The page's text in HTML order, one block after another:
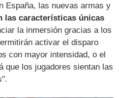
España, las nuevas armas y
las características únicas
la inmersión gracias a los
activar el disparo
con mayor intensidad, o el
que los jugadores sientan las